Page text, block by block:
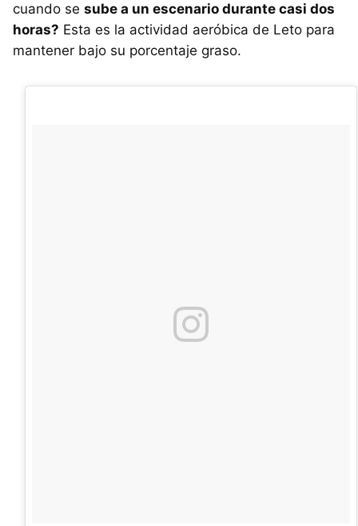
cuando se sube a un escenario durante casi dos
horas? Esta es la actividad aeróbica de Leto para
mantener bajo su porcentaje graso.